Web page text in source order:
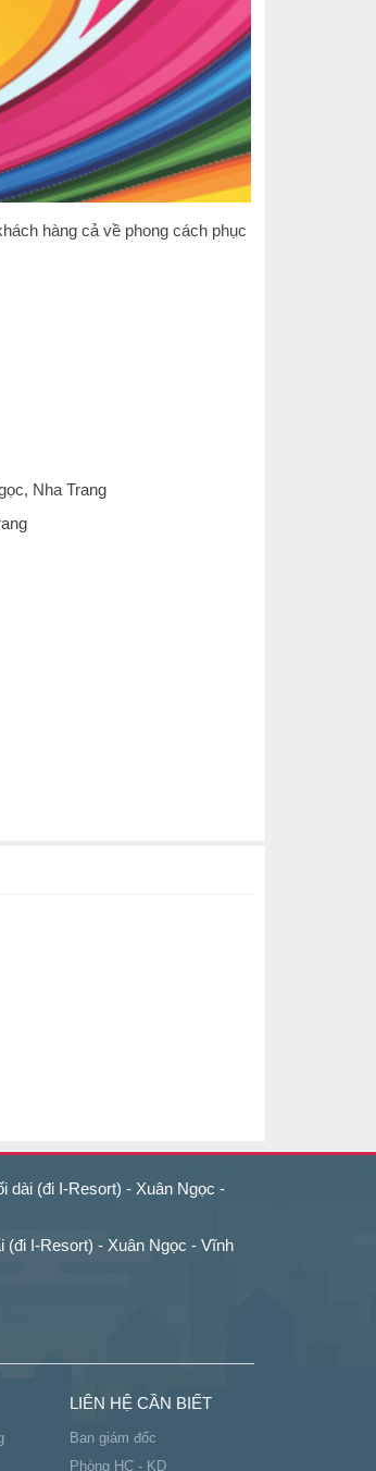
hàng cả về phong cách phục
Nha Trang
dài (đi I-Resort) - Xuân Ngọc -
(đi I-Resort) - Xuân Ngọc - Vĩnh
LIÊN HỆ CẦN BIẾT
Ban giám đốc
Phòng HC - KD